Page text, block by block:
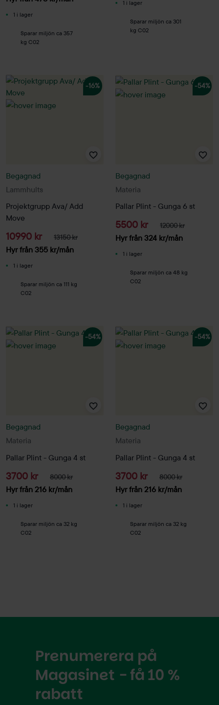
1 i lager
Sparar miljön ca 357
kg C02
1 i lager
Sparar miljön ca 301
kg C02
-16%
Lammhults
Begagnad
Projektgrupp Ava/ Add
Move
10990 kr 13150 kr
Hyr från 355 kr/mån
1 i lager
Sparar miljön ca 111 kg
C02
-54%
Materia
Begagnad
Pallar Plint - Gunga 6 st
5500 kr 12000 kr
Hyr från 324 kr/mån
1 i lager
Sparar miljön ca 48 kg
C02
-54%
Materia
Begagnad
Pallar Plint - Gunga 4 st
3700 kr 8000 kr
Hyr från 216 kr/mån
1 i lager
Sparar miljön ca 32 kg
C02
-54%
Materia
Begagnad
Pallar Plint - Gunga 4 st
3700 kr 8000 kr
Hyr från 216 kr/mån
1 i lager
Sparar miljön ca 32 kg
C02
Prenumerera på
Magasinet - få 10 %
rabatt